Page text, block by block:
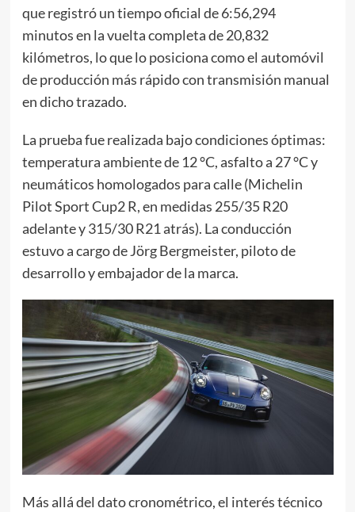
que registró un tiempo oficial de 6:56,294
minutos en la vuelta completa de 20,832
kilómetros, lo que lo posiciona como el automóvil
de producción más rápido con transmisión manual
en dicho trazado.
La prueba fue realizada bajo condiciones óptimas:
temperatura ambiente de 12 °C, asfalto a 27 °C y
neumáticos homologados para calle (Michelin
Pilot Sport Cup2 R, en medidas 255/35 R20
adelante y 315/30 R21 atrás). La conducción
estuvo a cargo de Jörg Bergmeister, piloto de
desarrollo y embajador de la marca.
Más allá del dato cronométrico, el interés técnico